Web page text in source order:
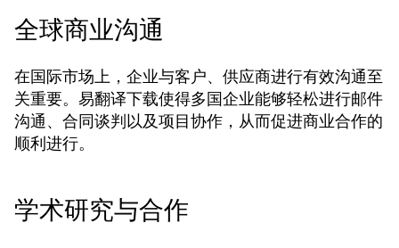
全球商业沟通
在国际市场上，企业与客户、供应商进行有效沟通至
关重要。易翻译下载使得多国企业能够轻松进行邮件
沟通、合同谈判以及项目协作，从而促进商业合作的
顺利进行。
学术研究与合作